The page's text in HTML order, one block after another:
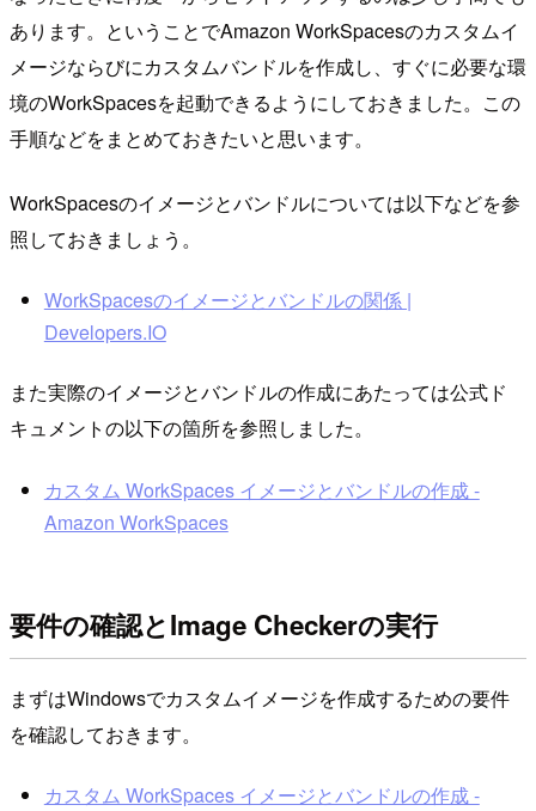
あります。ということでAmazon WorkSpacesのカスタムイ
メージならびにカスタムバンドルを作成し、すぐに必要な環
境のWorkSpacesを起動できるようにしておきました。この
手順などをまとめておきたいと思います。
WorkSpacesのイメージとバンドルについては以下などを参
照しておきましょう。
WorkSpacesのイメージとバンドルの関係 |
Developers.IO
また実際のイメージとバンドルの作成にあたっては公式ド
キュメントの以下の箇所を参照しました。
カスタム WorkSpaces イメージとバンドルの作成 -
Amazon WorkSpaces
要件の確認とImage Checkerの実行
まずはWindowsでカスタムイメージを作成するための要件
を確認しておきます。
カスタム WorkSpaces イメージとバンドルの作成 -